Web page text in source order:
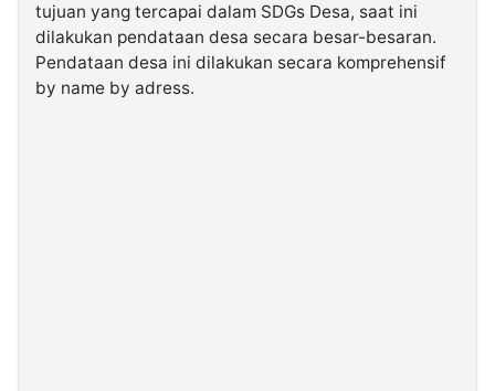
tujuan yang tercapai dalam SDGs Desa, saat ini
dilakukan pendataan desa secara besar-besaran.
Pendataan desa ini dilakukan secara komprehensif
by name by adress.